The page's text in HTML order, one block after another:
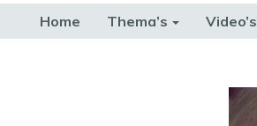
Home Thema’s Video’s